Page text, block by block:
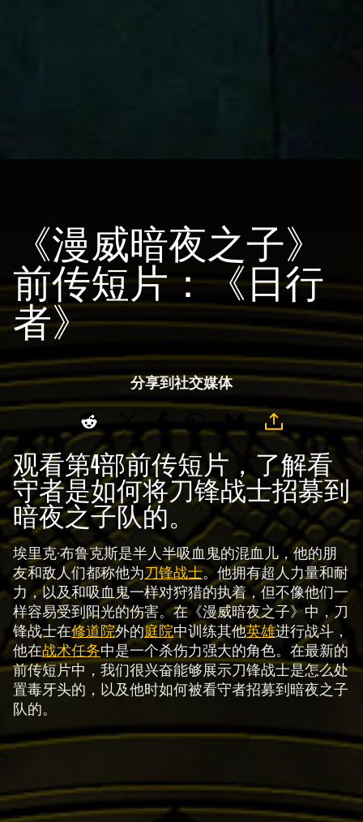
《漫威暗夜之子》
前传短片：《日行
者》
分享到社交媒体
观看第4部前传短片，了解看
守者是如何将刀锋战士招募到
暗夜之子队的。
埃里克·布鲁克斯是半人半吸血鬼的混血儿，他的朋
友和敌人们都称他为刀锋战士。他拥有超人力量和耐
力，以及和吸血鬼一样对狩猎的执着，但不像他们一
样容易受到阳光的伤害。在《漫威暗夜之子》中，刀
锋战士在修道院外的庭院中训练其他英雄进行战斗，
他在战术任务中是一个杀伤力强大的角色。在最新的
前传短片中，我们很兴奋能够展示刀锋战士是怎么处
置毒牙头的，以及他时如何被看守者招募到暗夜之子
队的。